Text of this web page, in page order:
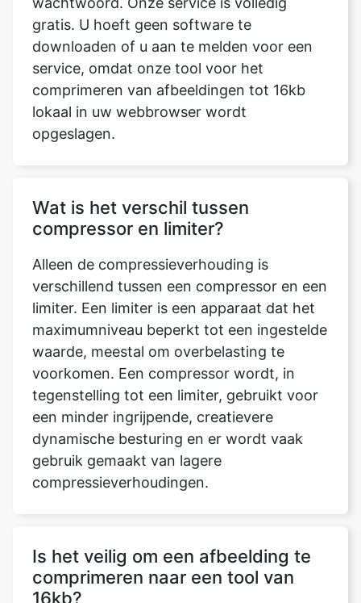
comprimeren van afbeeldingen tot 16kb
lokaal in uw webbrowser wordt
opgeslagen.
Wat is het verschil tussen
Alleen de compressieverhouding is
verschillend tussen een compressor en een
limiter. Een limiter is een apparaat dat het
maximumniveau beperkt tot een ingestelde
waarde, meestal om overbelasting te
voorkomen. Een compressor wordt, in
tegenstelling tot een limiter, gebruikt voor
een minder ingrijpende, creatievere
dynamische besturing en er wordt vaak
gebruik gemaakt van lagere
compressieverhoudingen.
Is het veilig om een afbeelding te
Ja, het is volkomen veilig om ons toegang
te geven tot uw harde schijf. We brengen